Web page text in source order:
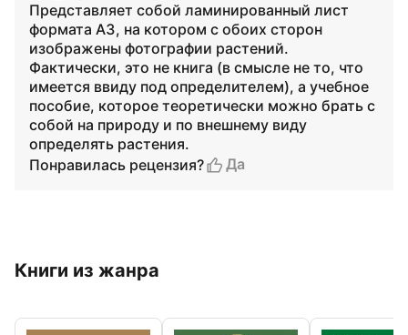
Представляет собой ламинированный лист
формата А3, на котором с обоих сторон
изображены фотографии растений.
Фактически, это не книга (в смысле не то, что
имеется ввиду под определителем), а учебное
пособие, которое теоретически можно брать с
собой на природу и по внешнему виду
определять растения.
Понравилась рецензия?
Да
Книги из жанра